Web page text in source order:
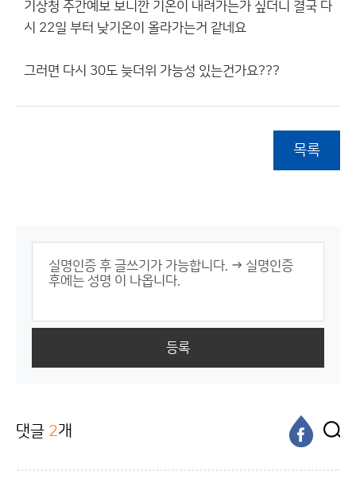
기상청 주간예보 보니깐 기온이 내려가는가 싶더니 결국 다
시 22일 부터 낮기온이 올라가는거 같네요
그러면 다시 30도 늦더위 가능성 있는건가요???
목록
등록
댓글 2개